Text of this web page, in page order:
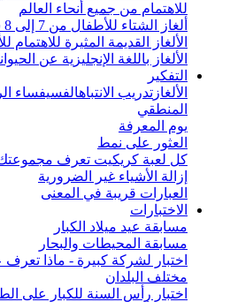
للاهتمام من جميع أنحاء العالم
ألغاز الشتاء للأطفال من 7 إلى 8 سنوات - 30 مشكلة ممتعة
الألغاز القديمة المثيرة للاهتمام
الألغاز باللغة الإنجليزية عن
التفكير
الألغاز تدريب الانتباهالفسيفساء
المنطقي
يوم المعرفة
العثور على نمط
كل لعبة كريكيت تعرف مجموعتك
إزالة الأشياء غير الضرورية
العبارات قريبة في المعنى
الاختبارات
مسابقة عيد ميلاد الكبار
مسابقة المحيطات والبحار
اختبار لشركة كبيرة - ماذا
مختلف البلدان
اختبار رأس السنة للكبار على